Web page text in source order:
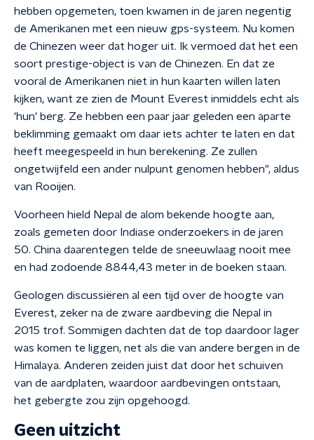
hebben opgemeten, toen kwamen in de jaren negentig
de Amerikanen met een nieuw gps-systeem. Nu komen
de Chinezen weer dat hoger uit. Ik vermoed dat het een
soort prestige-object is van de Chinezen. En dat ze
vooral de Amerikanen niet in hun kaarten willen laten
kijken, want ze zien de Mount Everest inmiddels echt als
'hun' berg. Ze hebben een paar jaar geleden een aparte
beklimming gemaakt om daar iets achter te laten en dat
heeft meegespeeld in hun berekening. Ze zullen
ongetwijfeld een ander nulpunt genomen hebben", aldus
van Rooijen.
Voorheen hield Nepal de alom bekende hoogte aan,
zoals gemeten door Indiase onderzoekers in de jaren
50. China daarentegen telde de sneeuwlaag nooit mee
en had zodoende 8844,43 meter in de boeken staan.
Geologen discussiëren al een tijd over de hoogte van
Everest, zeker na de zware aardbeving die Nepal in
2015 trof. Sommigen dachten dat de top daardoor lager
was komen te liggen, net als die van andere bergen in de
Himalaya. Anderen zeiden juist dat door het schuiven
van de aardplaten, waardoor aardbevingen ontstaan,
het gebergte zou zijn opgehoogd.
Geen uitzicht